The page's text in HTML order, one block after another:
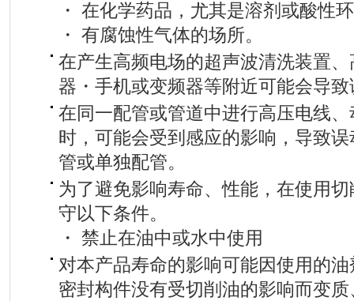
・ 在化学药品，尤其是溶剂或酸性
・ 有腐蚀性气体的场所。
在产生高频电场的超声波清洗装置
器・手机或变频器等附近可能会导
在同一配管或管道中进行高压电线
时，可能会受到感应的影响，导致
管或单独配管。
为了避免影响寿命、性能，在使用
守以下条件。
・ 禁止在油中或水中使用
对本产品寿命的影响可能因使用的
密封构件没有受切削油的影响而变